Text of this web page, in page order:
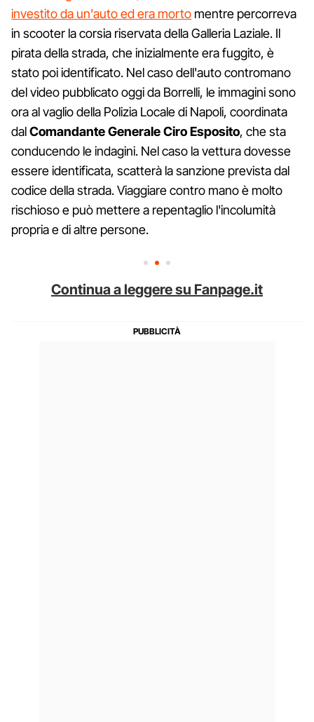
investito da un'auto ed era morto mentre percorreva
in scooter la corsia riservata della Galleria Laziale. Il
pirata della strada, che inizialmente era fuggito, è
stato poi identificato. Nel caso dell'auto contromano
del video pubblicato oggi da Borrelli, le immagini sono
ora al vaglio della Polizia Locale di Napoli, coordinata
dalComandante Generale Ciro Esposito, che sta
conducendo le indagini. Nel caso la vettura dovesse
essere identificata, scatterà la sanzione prevista dal
codice della strada. Viaggiare contro mano è molto
rischioso e può mettere a repentaglio l'incolumità
propria e di altre persone.
Continua a leggere su Fanpage.it